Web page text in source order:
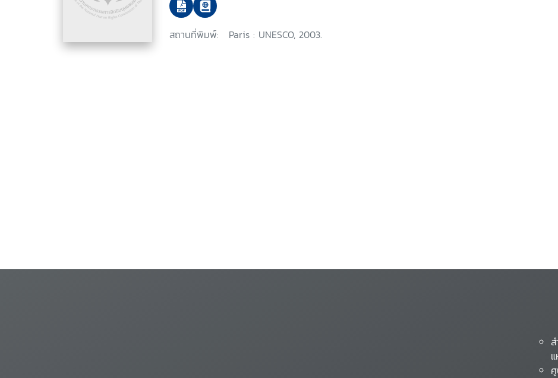
สถานที่พิมพ์: Paris : UNESCO, 2003.